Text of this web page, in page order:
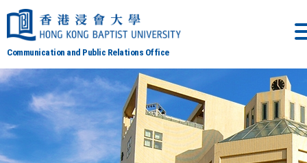
Communication and Public Relations Office